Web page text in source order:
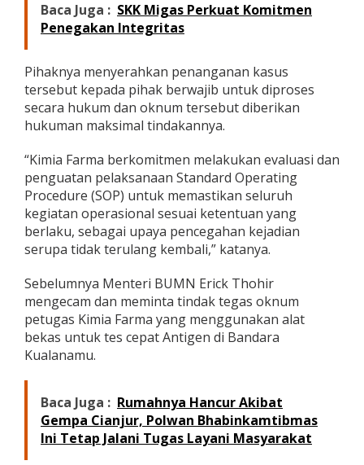
F
a
a
y
a
n
g
u
n
a
k
a
n
A
a
t
B
e
k
n
i
g
Baca Juga : SKK Migas Perkuat Komitmen
Penegakan Integritas
Pihaknya menyerahkan penanganan kasus
tersebut kepada pihak berwajib untuk diproses
secara hukum dan oknum tersebut diberikan
hukuman maksimal tindakannya.
“Kimia Farma berkomitmen melakukan evaluasi dan
penguatan pelaksanaan Standard Operating
Procedure (SOP) untuk memastikan seluruh
kegiatan operasional sesuai ketentuan yang
berlaku, sebagai upaya pencegahan kejadian
serupa tidak terulang kembali,” katanya.
Sebelumnya Menteri BUMN Erick Thohir
mengecam dan meminta tindak tegas oknum
petugas Kimia Farma yang menggunakan alat
bekas untuk tes cepat Antigen di Bandara
Kualanamu.
Baca Juga : Rumahnya Hancur Akibat
Gempa Cianjur, Polwan Bhabinkamtibmas
Ini Tetap Jalani Tugas Layani Masyarakat